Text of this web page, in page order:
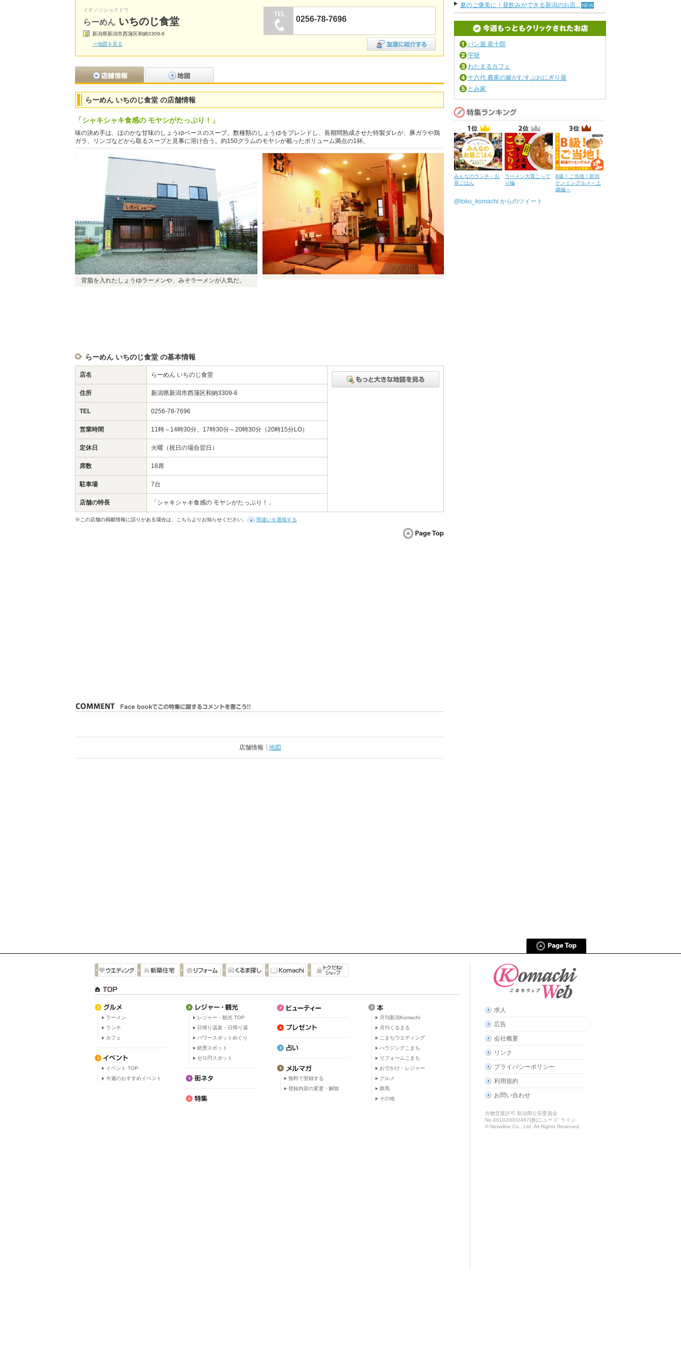
イチノジショクドウ
らーめん いちのじ食堂
新潟県新潟市西蒲区和納3309-6
⇒地図を見る
0256-78-7696
らーめん いちのじ食堂 の店舗情報
「シャキシャキ食感の モヤシがたっぷり！」
味の決め手は、ほのかな甘味のしょうゆベースのスープ。数種類のしょうゆをブレンドし、長期間熟成させた特製ダレが、豚ガラや鶏
ガラ、リンゴなどから取るスープと見事に溶け合う。約150グラムのモヤシが載ったボリューム満点の1杯。
背脂を入れたしょうゆラーメンや、みそラーメンが人気だ。
らーめん いちのじ食堂 の基本情報
店名 らーめん いちのじ食堂
住所 新潟県新潟市西蒲区和納3309-6
TEL 0256-78-7696
営業時間 11時～14時30分、17時30分～20時30分（20時15分LO）
定休日 火曜（祝日の場合翌日）
席数 18席
駐車場 7台
店舗の特長 「シャキシャキ食感の モヤシがたっぷり！」
※この店舗の掲載情報に誤りがある場合は、こちらよりお知らせください。 間違いを通報する
店舗情報 地図
夏のご褒美に！昼飲みができる新潟のお店...
パン屋 喜十郎
宇呀
わたまるカフェ
十六代 農家の嫁がむすぶおにぎり屋
とみ家
みんなのランチ・お
昼ごはん
ラーメン大賞こって
り編
B級！ご当地！新潟
ケンミングルメ～上
越編～
@toku_komachi からのツイート
ラーメン
ランチ
カフェ
イベント TOP
今週のおすすめイベント
レジャー・観光 TOP
日帰り温泉・日帰り湯
パワースポットめぐり
絶景スポット
ゼロ円スポット
無料で登録する
登録内容の変更・解除
月刊新潟Komachi
月刊くるまる
こまちウエディング
ハウジングこまち
リフォームこまち
おでかけ・レジャー
グルメ
群馬
その他
求人
広告
会社概要
リンク
プライバシーポリシー
利用規約
お問い合わせ
古物営業許可 新潟県公安委員会
No.461020002467(株)ニューズ･ライン
© Newsline Co., Ltd. All Rights Reserved.